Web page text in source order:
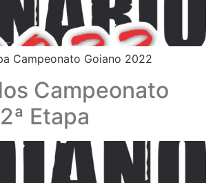
Campeonato Goiano 2022
Campeonato
Etapa